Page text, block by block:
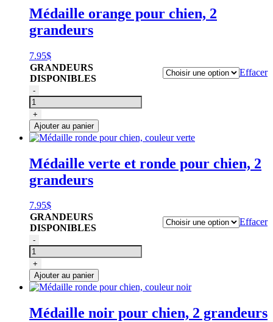
rouge
Médaille orange pour chien, 2
grandeurs
7.95$
GRANDEURS
DISPONIBLES
Effacer
quantité
de
Médaille
ronde
pour
chien,
orange
-
+
Ajouter au panier
Médaille verte et ronde pour chien, 2
grandeurs
7.95$
GRANDEURS
DISPONIBLES
Effacer
quantité
de
Médaille
ronde
pour
chien,
couleur
verte
-
+
Ajouter au panier
Médaille noir pour chien, 2 grandeurs